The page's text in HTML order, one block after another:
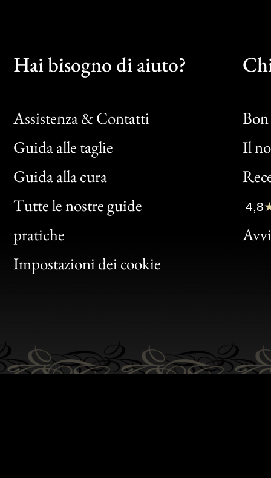
Hai bisogno di aiuto?
Assistenza & Contatti
Guida alle taglie
Guida alla cura
Tutte le nostre guide
pratiche
Impostazioni dei cookie
Il
Bon
Clic
Bon
4,8